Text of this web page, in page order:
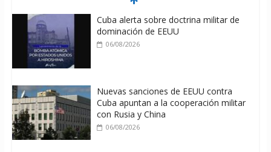
Cuba alerta sobre doctrina militar de
dominación de EEUU
06/08/2026
Nuevas sanciones de EEUU contra
Cuba apuntan a la cooperación militar
con Rusia y China
06/08/2026